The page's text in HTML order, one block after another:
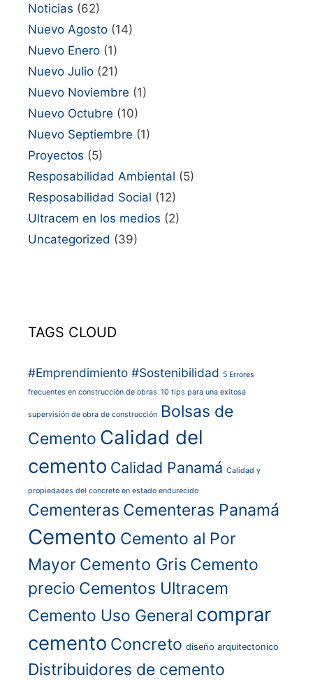
Noticias (62)
Nuevo Agosto (14)
Nuevo Enero (1)
Nuevo Julio (21)
Nuevo Noviembre (1)
Nuevo Octubre (10)
Nuevo Septiembre (1)
Proyectos (5)
Resposabilidad Ambiental (5)
Resposabilidad Social (12)
Ultracem en los medios (2)
Uncategorized (39)
TAGS CLOUD
#Emprendimiento #Sostenibilidad 5 Errores
frecuentes en construcción de obras 10 tips para una exitosa
supervisión de obra de construcción Bolsas de
Cemento Calidad del
cemento Calidad Panamá Calidad y
propiedades del concreto en estado endurecido
Cementeras Cementeras Panamá
Cemento Cemento al Por
Mayor Cemento Gris Cemento
precio Cementos Ultracem
Cemento Uso General comprar
cemento Concreto diseño arquitectonico
Distribuidores de cemento